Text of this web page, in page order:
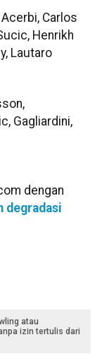
Carlos
Henrikh
Lautaro
Gagliardini,
dengan
degradasi
atau
izin tertulis dari